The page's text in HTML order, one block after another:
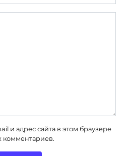
и адрес сайта в этом браузере
комментариев.